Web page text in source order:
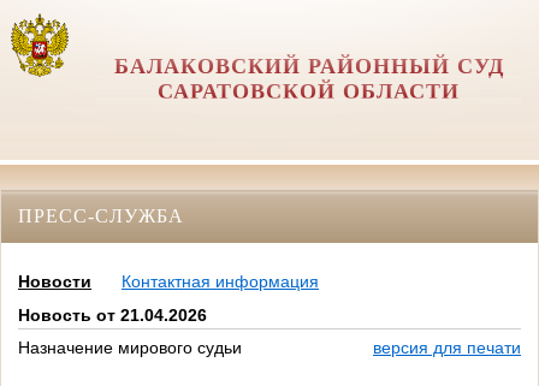
БАЛАКОВСКИЙ РАЙОННЫЙ СУД
САРАТОВСКОЙ ОБЛАСТИ
ПРЕСС-СЛУЖБА
Новости
Контактная информация
Новость от 21.04.2026
Назначение мирового судьи
версия для печати